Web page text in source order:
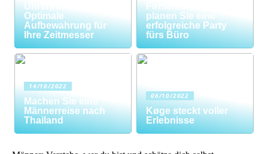
Uhrenrolle: Die
Optimale
Aufbewahrung für
Ihre Zeitmesser
Firmenfeier? So
planen Sie eine
erfolgreiche Party
fürs Büro
14/10/2022
Machen Sie eine
Männerreise nach
Thailand
06/10/2022
Køge steckt voller
Erlebnisse